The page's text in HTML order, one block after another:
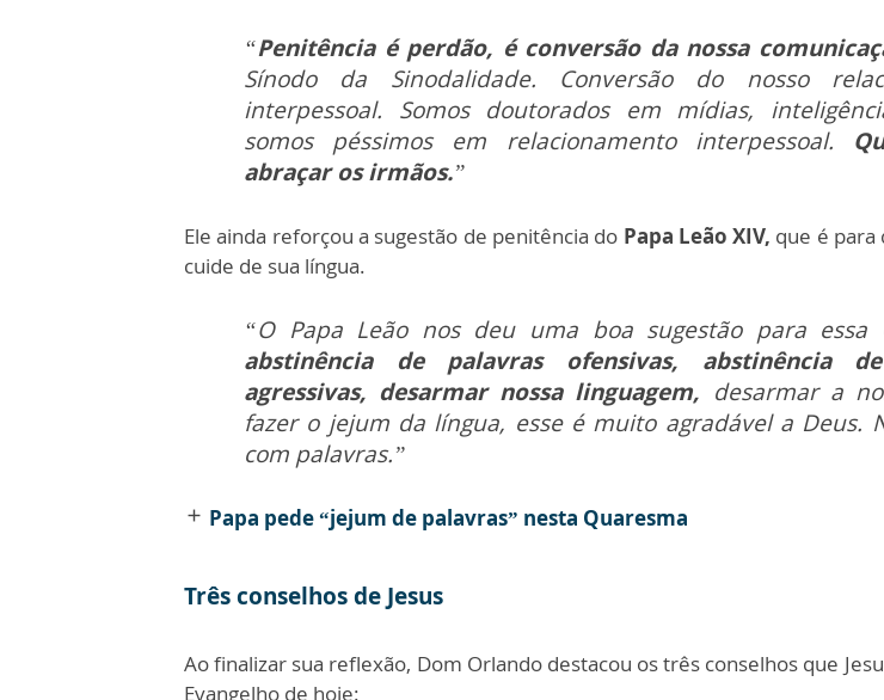
“Penitência é perdão, é conversão da nossa
Sínodo da Sinodalidade. Conversão do nosso
interpessoal. Somos doutorados em mídias,
somos péssimos em relacionamento interpessoal.
abraçar os irmãos.”
Ele ainda reforçou a sugestão de penitência do Papa Leão XIV, que é para
cuide de sua língua.
“O Papa Leão nos deu uma boa sugestão para essa
abstinência de palavras ofensivas, abstinência
agressivas, desarmar nossa linguagem, desarmar a
fazer o jejum da língua, esse é muito agradável a Deus.
com palavras.”
add Papa pede “jejum de palavras” nesta Quaresma
Três conselhos de Jesus
Ao finalizar sua reflexão, Dom Orlando destacou os três conselhos que
Evangelho de hoje: